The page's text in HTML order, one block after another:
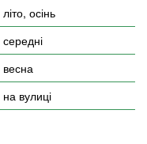
літо, осінь
середні
весна
на вулиці